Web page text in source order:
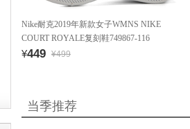
Nike耐克2019年新款女子WMNS NIKE
COURT ROYALE复刻鞋749867-116
¥449 ¥499
当季推荐